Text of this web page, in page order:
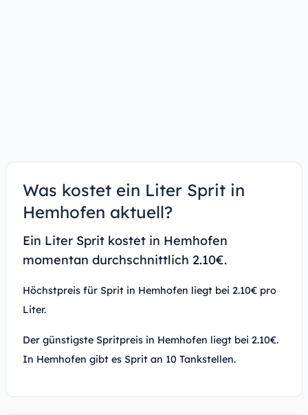
Was kostet ein Liter Sprit in
Hemhofen aktuell?
Ein Liter Sprit kostet in Hemhofen
momentan durchschnittlich 2.10€.
Höchstpreis für Sprit in Hemhofen liegt bei 2.10€ pro
Liter.
Der günstigste Spritpreis in Hemhofen liegt bei 2.10€.
In Hemhofen gibt es Sprit an 10 Tankstellen.